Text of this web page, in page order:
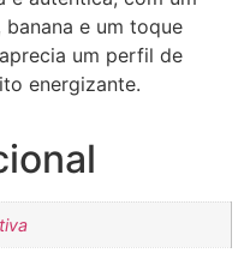
e um toque
um perfil de
energizante.